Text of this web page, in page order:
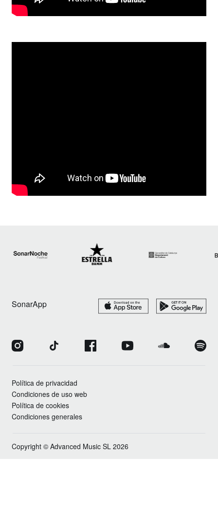
SonarApp
Política de privacidad
Condiciones de uso web
Política de cookies
Condiciones generales
Copyright © Advanced Music SL 2026